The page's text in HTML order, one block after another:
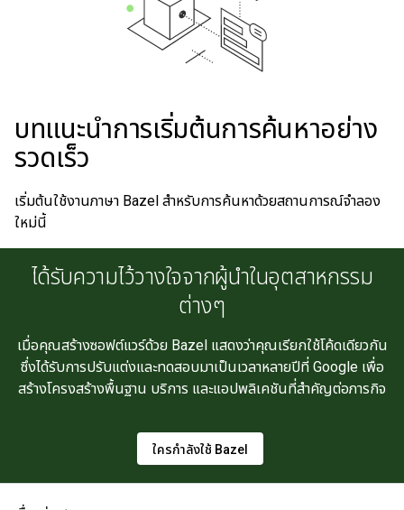
บทแนะนําการเริ่มต้นการค้นหาอย่าง
รวดเร็ว
เริ่มต้นใช้งานภาษา Bazel สําหรับการค้นหาด้วยสถานการณ์จําลอง
ใหม่นี้
ได้รับความไว้วางใจจากผู้นำในอุตสาหกรรม
ต่างๆ
เมื่อคุณสร้างซอฟต์แวร์ด้วย Bazel แสดงว่าคุณเรียกใช้โค้ดเดียวกัน
ซึ่งได้รับการปรับแต่งและทดสอบมาเป็นเวลาหลายปีที่ Google เพื่อ
สร้างโครงสร้างพื้นฐาน บริการ และแอปพลิเคชันที่สําคัญต่อภารกิจ
ใครกำลังใช้ Bazel